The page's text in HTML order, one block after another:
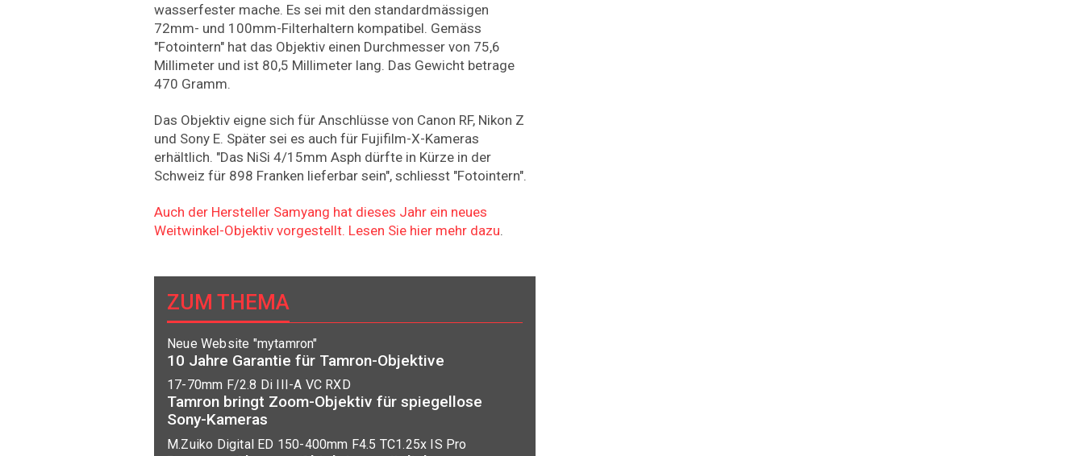
wasserfester mache. Es sei mit den standardmässigen
72mm- und 100mm-Filterhaltern kompatibel. Gemäss
"Fotointern" hat das Objektiv einen Durchmesser von 75,6
Millimeter und ist 80,5 Millimeter lang. Das Gewicht betrage
470 Gramm.
Das Objektiv eigne sich für Anschlüsse von Canon RF, Nikon Z
und Sony E. Später sei es auch für Fujifilm-X-Kameras
erhältlich. "Das NiSi 4/15mm Asph dürfte in Kürze in der
Schweiz für 898 Franken lieferbar sein", schliesst "Fotointern".
Auch der Hersteller Samyang hat dieses Jahr ein neues
Weitwinkel-Objektiv vorgestellt. Lesen Sie hier mehr dazu.
ZUM THEMA
Neue Website "mytamron"
10 Jahre Garantie für Tamron-Objektive
17-70mm F/2.8 Di III-A VC RXD
Tamron bringt Zoom-Objektiv für spiegellose
Sony-Kameras
M.Zuiko Digital ED 150-400mm F4.5 TC1.25x IS Pro